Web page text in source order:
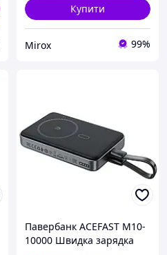
Купити
Mirox 99%
Павербанк ACEFAST M10-
10000 Швидка зарядка